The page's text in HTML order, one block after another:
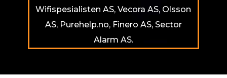
Wifispesialisten AS, Vecora AS, Olsson
AS, Purehelp.no, Finero AS, Sector
Alarm AS.